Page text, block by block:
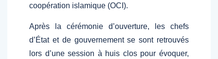
coopération islamique (OCI).
Après la cérémonie d’ouverture, les chefs
d’État et de gouvernement se sont retrouvés
lors d’une session à huis clos pour évoquer,